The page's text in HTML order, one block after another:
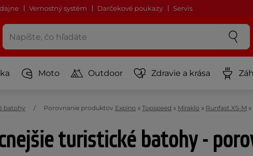
Vernostný systém Darčekové poukazy Servis
Moto Outdoor Zdravie a krása
batohy Porovnanie produktov Expino x Topspeed x Miraklo x Runfast XS-M x
turistické batohy -